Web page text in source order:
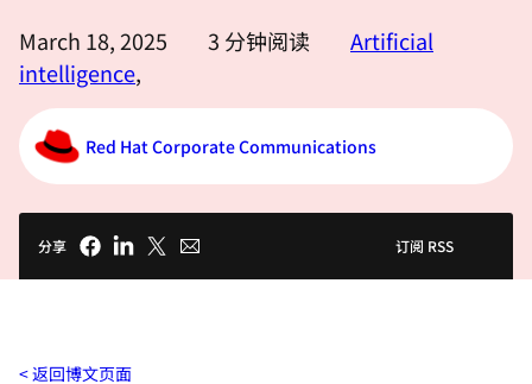
March 18, 2025 3 分钟阅读
Artificial
intelligence,
Red Hat Corporate Communications
分享 订阅 RSS
返回博文页面